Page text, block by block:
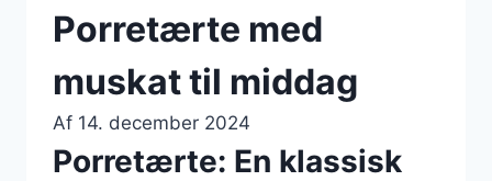
Porretærte med
muskat til middag
Af 14. december 2024
Porretærte: En klassisk